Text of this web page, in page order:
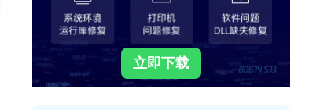
立即下载